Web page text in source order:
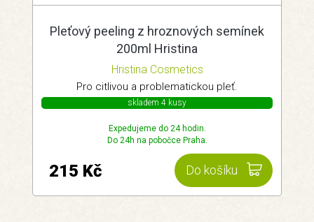
Pleťový peeling z hroznových semínek
200ml Hristina
Hristina Cosmetics
Pro citlivou a problematickou pleť.
skladem 4 kusy
Expedujeme do 24 hodin.
Do 24h na pobočce Praha.
Do košíku
215 Kč